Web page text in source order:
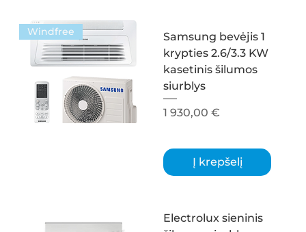
Windfree
Samsung bevėjis 1
krypties 2.6/3.3 KW
kasetinis šilumos
siurblys
Kaina
1 930,00 €
Į krepšelį
Electrolux sieninis